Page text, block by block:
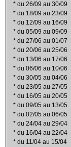
* du 26/09 au 30/09
* du 18/09 au 23/09
* du 12/09 au 16/09
* du 05/09 au 09/09
* du 27/06 au 01/07
* du 20/06 au 25/06
* du 13/06 au 17/06
* du 06/06 au 10/06
* du 30/05 au 04/06
* du 23/05 au 27/05
* du 16/05 au 20/05
* du 09/05 au 13/05
* du 02/05 au 06/05
* du 24/04 au 29/04
* du 16/04 au 22/04
* du 11/04 au 15/04